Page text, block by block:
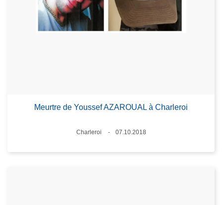
Meurtre de Youssef AZAROUAL à Charleroi
Standort
Charleroi
07.10.2018